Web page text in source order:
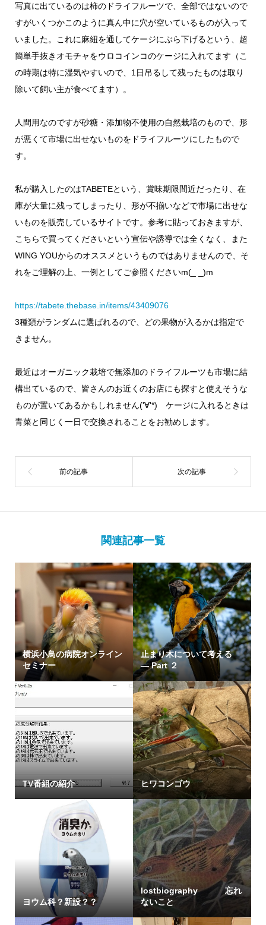
写真に出ているのは柿のドライフルーツで、全部ではないので
すがいくつかこのように真ん中に穴が空いているものが入って
いました。これに麻紐を通してケージにぶら下げるという、超
簡単手抜きオモチャをウロコインコのケージに入れてます（こ
の時期は特に湿気やすいので、1日吊るして残ったものは取り
除いて飼い主が食べてます）。
人間用なのですが砂糖・添加物不使用の自然栽培のもので、形
が悪くて市場に出せないものをドライフルーツにしたもので
す。
私が購入したのはTABETEという、賞味期限間近だったり、在
庫が大量に残ってしまったり、形が不揃いなどで市場に出せな
いものを販売しているサイトです。参考に貼っておきますが、
こちらで買ってくださいという宣伝や誘導では全くなく、また
WING YOUからのオススメというものではありませんので、そ
れをご理解の上、一例としてご参照くださいm(_ _)m
https://tabete.thebase.in/items/43409076
3種類がランダムに選ばれるので、どの果物が入るかは指定で
きません。
最近はオーガニック栽培で無添加のドライフルーツも市場に結
構出ているので、皆さんのお近くのお店にも探すと使えそうな
ものが置いてあるかもしれません('∀'*) ケージに入れるときは
青菜と同じく一日で交換されることをお勧めします。
関連記事一覧
横浜小鳥の病院オンライン
セミナー
止まり木について考える
― Part ２
TV番組の紹介 ヒワコンゴウ
ヨウム科？新設？？
lostbiography 忘れ
ないこと